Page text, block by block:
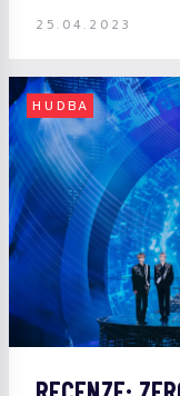
25.04.2023
HUDBA